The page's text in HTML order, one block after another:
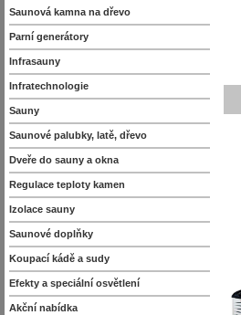
Saunová kamna na dřevo
Parní generátory
Infrasauny
Infratechnologie
Sauny
Saunové palubky, latě, dřevo
Dveře do sauny a okna
Regulace teploty kamen
Izolace sauny
Saunové doplňky
Koupací kádě a sudy
Efekty a speciální osvětlení
Akční nabídka